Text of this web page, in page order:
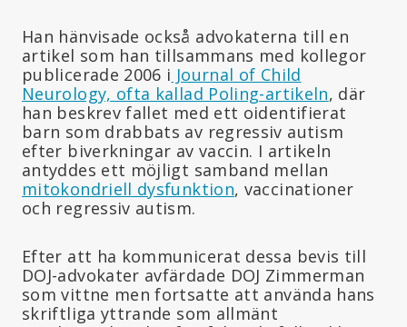
Han hänvisade också advokaterna till en
artikel som han tillsammans med kollegor
publicerade 2006 i Journal of Child
Neurology, ofta kallad Poling-artikeln, där
han beskrev fallet med ett oidentifierat
barn som drabbats av regressiv autism
efter biverkningar av vaccin. I artikeln
antyddes ett möjligt samband mellan
mitokondriell dysfunktion, vaccinationer
och regressiv autism.
Efter att ha kommunicerat dessa bevis till
DOJ-advokater avfärdade DOJ Zimmerman
som vittne men fortsatte att använda hans
skriftliga yttrande som allmänt